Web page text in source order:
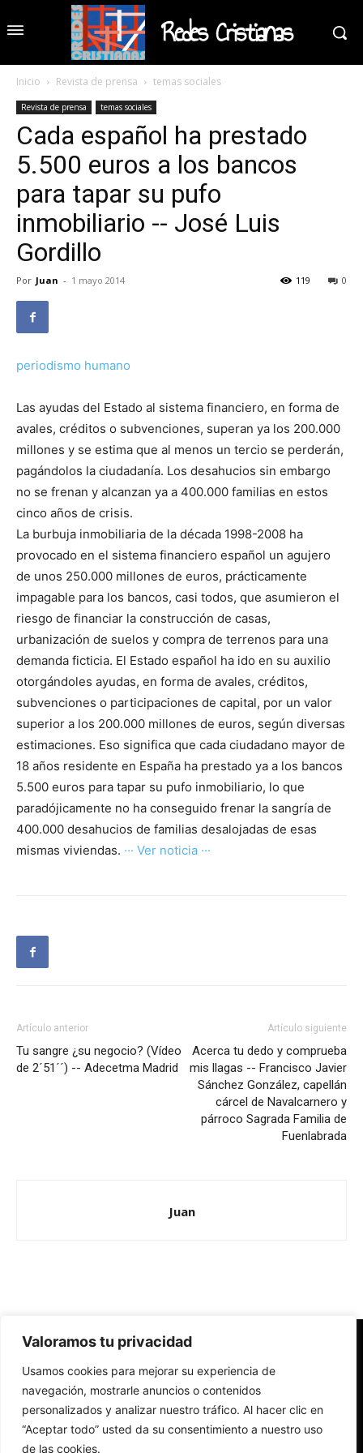
Valoramos tu privacidad
Usamos cookies para mejorar su experiencia de
navegación, mostrarle anuncios o contenidos
personalizados y analizar nuestro tráfico. Al hacer clic en
“Aceptar todo” usted da su consentimiento a nuestro uso
de las cookies.
Redes Cristianas
Inicio Revista de prensa temas sociales
Revista de prensa temas sociales
Cada español ha prestado
5.500 euros a los bancos
para tapar su pufo
inmobiliario -- José Luis
Gordillo
Por Juan - 1 mayo 2014 0
119
periodismo humano
Las ayudas del Estado al sistema financiero, en forma de
avales, créditos o subvenciones, superan ya los 200.000
millones y se estima que al menos un tercio se perderán,
pagándolos la ciudadanía. Los desahucios sin embargo
no se frenan y alcanzan ya a 400.000 familias en estos
cinco años de crisis.
La burbuja inmobiliaria de la década 1998-2008 ha
provocado en el sistema financiero español un agujero
de unos 250.000 millones de euros, prácticamente
impagable para los bancos, casi todos, que asumieron el
riesgo de financiar la construcción de casas,
urbanización de suelos y compra de terrenos para una
demanda ficticia. El Estado español ha ido en su auxilio
otorgándoles ayudas, en forma de avales, créditos,
subvenciones o participaciones de capital, por un valor
superior a los 200.000 millones de euros, según diversas
estimaciones. Eso significa que cada ciudadano mayor de
18 años residente en España ha prestado ya a los bancos
5.500 euros para tapar su pufo inmobiliario, lo que
paradójicamente no ha conseguido frenar la sangría de
400.000 desahucios de familias desalojadas de esas
mismas viviendas. ··· Ver noticia ···
Artículo anterior
Tu sangre ¿su negocio? (Vídeo
de 2´51´´) -- Adecetma Madrid
Artículo siguiente
Acerca tu dedo y comprueba
mis llagas -- Francisco Javier
Sánchez González, capellán
cárcel de Navalcarnero y
párroco Sagrada Familia de
Fuenlabrada
Juan
Redes Cristianas
Una mirada alternativa sobre la Iglesia católica y la sociedad
- Colectivos de Redes Cristianas